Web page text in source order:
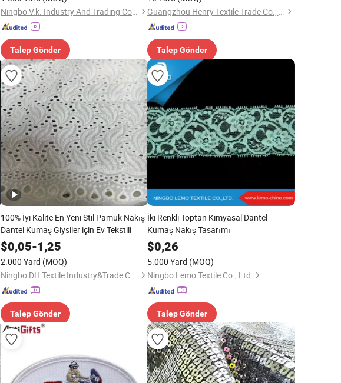
Ningbo V.k. Industry And Trading Co., Ltd.
Talep Gönder
Guangzhou Henry Textile Trade Co., Ltd.
Talep Gönder
100% İyi Kalite En Yeni Stil Pamuk Nakış
Dantel Kumaş Giysiler için Ev Tekstili
$0,05-1,25
2.000 Yard (MOQ)
Ningbo DH Textile Industry&Trade Co., Ltd.
Talep Gönder
İki Renkli Toptan Kimyasal Dantel
Kumaş Nakış Tasarımı
$0,26
5.000 Yard (MOQ)
Ningbo Lemo Textile Co., Ltd.
Talep Gönder